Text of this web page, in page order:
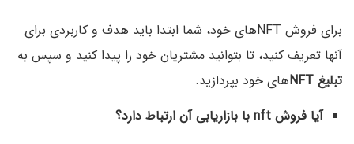
برای فروش NFTهای خود، شما ابتدا باید هدف و کاربردی برای
آنها تعریف کنید، تا بتوانید مشتریان خود را پیدا کنید و سپس به
تبلیغ NFT
های خود بپردازید.
آیا فروش nft با بازاریابی آن ارتباط دارد؟